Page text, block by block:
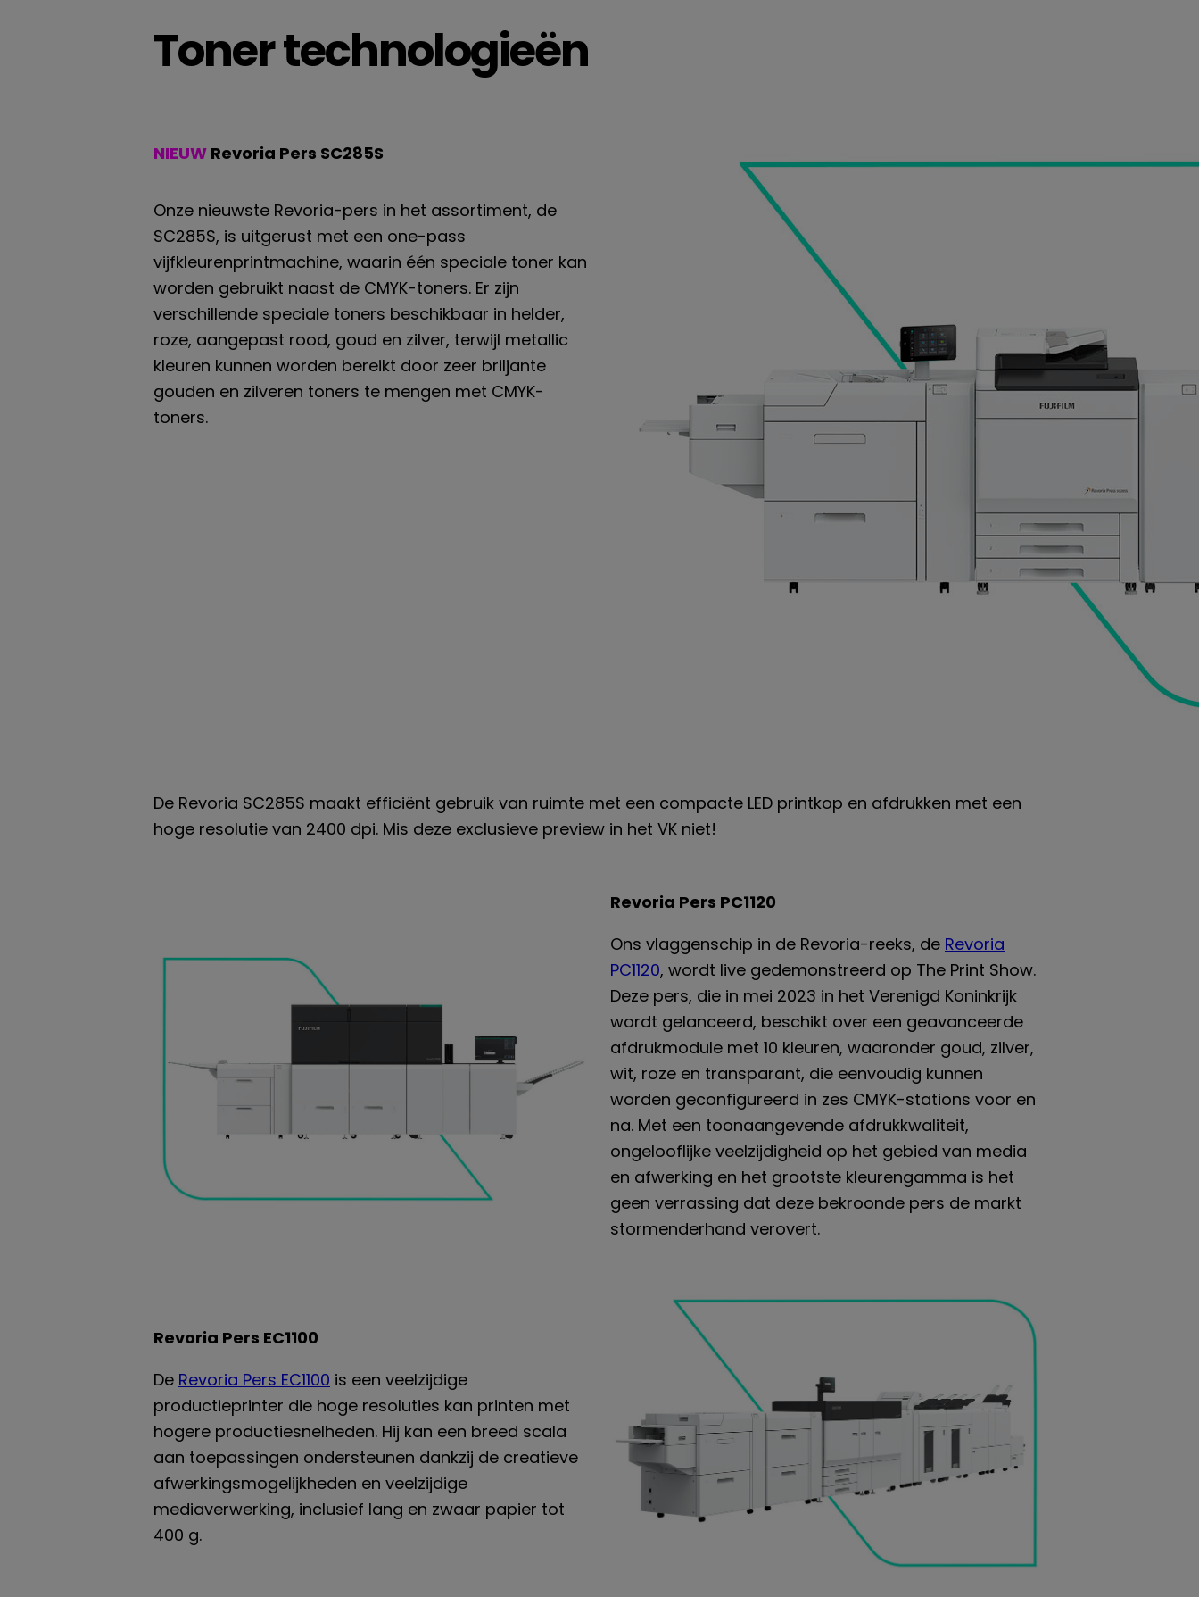
Toner technologieën
NIEUW Revoria Pers SC285S
Onze nieuwste Revoria-pers in het assortiment, de
SC285S, is uitgerust met een one-pass
vijfkleurenprintmachine, waarin één speciale toner kan
worden gebruikt naast de CMYK-toners. Er zijn
verschillende speciale toners beschikbaar in helder,
roze, aangepast rood, goud en zilver, terwijl metallic
kleuren kunnen worden bereikt door zeer briljante
gouden en zilveren toners te mengen met CMYK-
toners.
De Revoria SC285S maakt efficiënt gebruik van ruimte met een compacte LED printkop en afdrukken met een
hoge resolutie van 2400 dpi. Mis deze exclusieve preview in het VK niet!
Revoria Pers PC1120
Ons vlaggenschip in de Revoria-reeks, de Revoria
PC1120, wordt live gedemonstreerd op The Print Show.
Deze pers, die in mei 2023 in het Verenigd Koninkrijk
wordt gelanceerd, beschikt over een geavanceerde
afdrukmodule met 10 kleuren, waaronder goud, zilver,
wit, roze en transparant, die eenvoudig kunnen
worden geconfigureerd in zes CMYK-stations voor en
na. Met een toonaangevende afdrukkwaliteit,
ongelooflijke veelzijdigheid op het gebied van media
en afwerking en het grootste kleurengamma is het
geen verrassing dat deze bekroonde pers de markt
stormenderhand verovert.
Revoria Pers EC1100
De Revoria Pers EC1100 is een veelzijdige
productieprinter die hoge resoluties kan printen met
hogere productiesnelheden. Hij kan een breed scala
aan toepassingen ondersteunen dankzij de creatieve
afwerkingsmogelijkheden en veelzijdige
mediaverwerking, inclusief lang en zwaar papier tot
400 g.